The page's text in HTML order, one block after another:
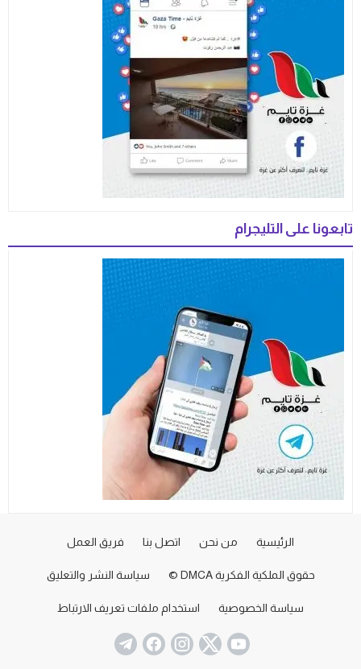
تابعونا على التليجرام
الرئيسية من نحن اتصل بنا فريق العمل
حقوق الملكية الفكرية DMCA © سياسة النشر والتعليق
سياسة الخصوصية استخدام ملفات تعريف الارتباط